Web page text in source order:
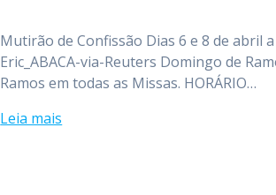
Mutirão de Confissão Dias 6 e 8 de abril
Eric_ABACA-via-Reuters Domingo de
Ramos em todas as Missas. HORÁRIO…
Leia mais